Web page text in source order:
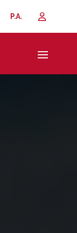
P.A.